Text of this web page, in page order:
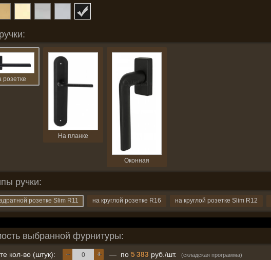
розетке
На планке
Оконная
ручки:
розетке Slim R11 на круглой розетке R16 на круглой розетке Slim R12
выбранной фурнитуры:
кол-во (штук): +
− — по 5 383 руб./шт. (складская программа)